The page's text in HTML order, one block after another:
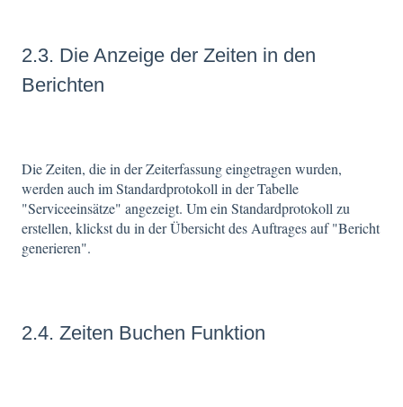
2.3. Die Anzeige der Zeiten in den
Berichten
Die Zeiten, die in der Zeiterfassung eingetragen wurden,
werden auch im Standardprotokoll in der Tabelle
"Serviceeinsätze" angezeigt. Um ein Standardprotokoll zu
erstellen, klickst du in der Übersicht des Auftrages auf "Bericht
generieren".
2.4. Zeiten Buchen Funktion